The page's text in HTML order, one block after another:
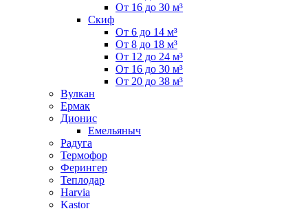
От 16 до 30 м³
Скиф
От 6 до 14 м³
От 8 до 18 м³
От 12 до 24 м³
От 16 до 30 м³
От 20 до 38 м³
Вулкан
Ермак
Дионис
Емельяныч
Радуга
Термофор
Ферингер
Теплодар
Harvia
Kastor